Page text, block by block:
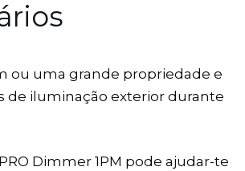
ou uma grande propriedade e
de iluminação exterior durante
Dimmer 1PM pode ajudar-te